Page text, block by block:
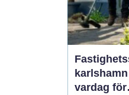
karlshamn trygg
vardag för